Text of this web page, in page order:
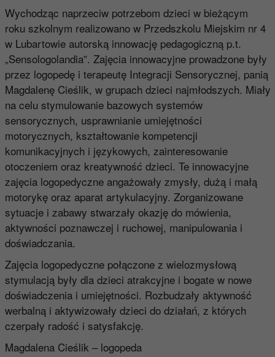
Wychodząc naprzeciw potrzebom dzieci w bieżącym
roku szkolnym realizowano w Przedszkolu Miejskim nr 4
w Lubartowie autorską innowację pedagogiczną p.t.
„Sensologolandia”. Zajęcia innowacyjne prowadzone były
przez logopedę i terapeutę Integracji Sensorycznej, panią
Magdalenę Cieślik, w grupach dzieci najmłodszych. Miały
na celu stymulowanie bazowych systemów
sensorycznych, usprawnianie umiejętności
motorycznych, kształtowanie kompetencji
komunikacyjnych i językowych, zainteresowanie
otoczeniem oraz kreatywność dzieci. Te innowacyjne
zajęcia logopedyczne angażowały zmysły, dużą i małą
motorykę oraz aparat artykulacyjny. Zorganizowane
sytuacje i zabawy stwarzały okazję do mówienia,
aktywności poznawczej i ruchowej, manipulowania i
doświadczania.
Zajęcia logopedyczne połączone z wielozmysłową
stymulacją były dla dzieci atrakcyjne i bogate w nowe
doświadczenia i umiejętności. Rozbudzały aktywność
werbalną i aktywizowały dzieci do działań, z których
czerpały radość i satysfakcję.
Magdalena Cieślik – logopeda